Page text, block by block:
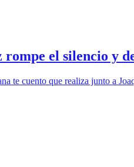
el silencio y
te cuento que realiza junto a